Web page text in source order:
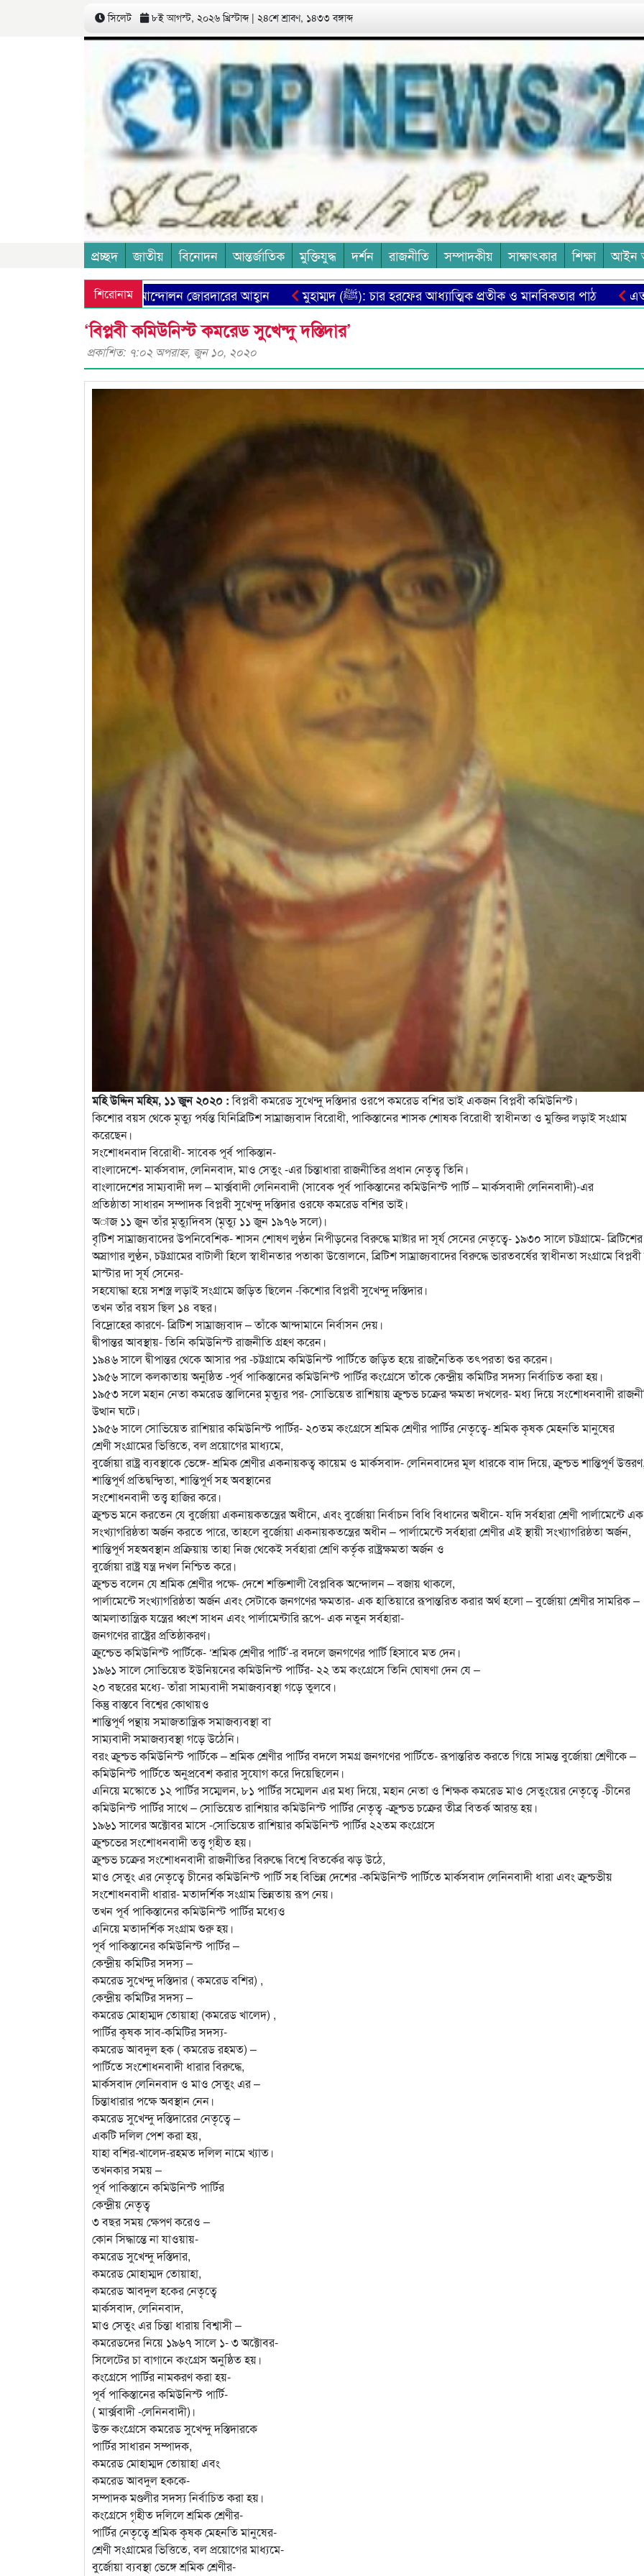
সিলেট ৮ই আগস্ট, ২০২৬ খ্রিস্টাব্দ | ২৪শে শ্রাবণ, ১৪৩৩ বঙ্গাব্দ
প্রচ্ছদ জাতীয় বিনোদন আন্তর্জাতিক মুক্তিযুদ্ধ দর্শন রাজনীতি সম্পাদকীয় সাক্ষাৎকার শিক্ষা আইন
শিরোনাম
ব্যবস্থা প্রতিষ্ঠার আন্দোলন জোরদারের আহ্বান মুহাম্মদ (ﷺ): চার হরফের আধ্যাত্মিক প্রতীক ও মানবিকতার পাঠ এত মানুষের
‘বিপ্লবী কমিউনিস্ট কমরেড সুখেন্দু দস্তিদার’
প্রকাশিত: ৭:০২ অপরাহ্ণ, জুন ১০, ২০২০
মহি উদ্দিন মহিম, ১১ জুন ২০২০ :বিপ্লবী কমরেড সুখেন্দু দস্তিদার ওরপে কমরেড বশির ভাই একজন বিপ্লবী কমিউনিস্ট।
কিশোর বয়স থেকে মৃত্যু পর্যন্ত যিনিব্রিটিশ সাম্রাজ্যবাদ বিরোধী, পাকিস্তানের শাসক শোষক বিরোধী স্বাধীনতা ও মুক্তির লড়াই সংগ্রাম
করেছেন।
সংশোধনবাদ বিরোধী- সাবেক পূর্ব পাকিস্তান-
বাংলাদেশে- মার্কসবাদ, লেনিনবাদ, মাও সেতুং -এর চিন্তাধারা রাজনীতির প্রধান নেতৃত্ব তিনি।
বাংলাদেশের সাম্যবাদী দল – মার্ক্সবাদী লেনিনবাদী (সাবেক পূর্ব পাকিস্তানের কমিউনিস্ট পার্টি – মার্কসবাদী লেনিনবাদী)-এর
প্রতিষ্ঠাতা সাধারন সম্পাদক বিপ্লবী সুখেন্দু দস্তিদার ওরফে কমরেড বশির ভাই।
অাজ ১১ জুন তাঁর মৃত্যুদিবস (মৃত্যু ১১ জুন ১৯৭৬ সলে)।
বৃটিশ সাম্রাজ্যবাদের উপনিবেশিক- শাসন শোষণ লুণ্ঠন নিপীড়নের বিরুদ্ধে মাষ্টার দা সূর্য সেনের নেতৃত্বে- ১৯৩০ সালে চট্টগ্রামে- ব্রিটিশের
অস্রাগার লুণ্ঠন, চট্টগ্রামের বাটালী হিলে স্বাধীনতার পতাকা উত্তোলনে, ব্রিটিশ সাম্রাজ্যবাদের বিরুদ্ধে ভারতবর্ষের স্বাধীনতা সংগ্রামে
মাস্টার দা সূর্য সেনের-
সহযোদ্ধা হয়ে সশস্ত্র লড়াই সংগ্রামে জড়িত ছিলেন -কিশোর বিপ্লবী সুখেন্দু দস্তিদার।
তখন তাঁর বয়স ছিল ১৪ বছর।
বিদ্রোহের কারণে- ব্রিটিশ সাম্রাজ্যবাদ – তাঁকে আন্দামানে নির্বাসন দেয়।
দ্বীপান্তর আবস্থায়- তিনি কমিউনিস্ট রাজনীতি গ্রহণ করেন।
১৯৪৬ সালে দ্বীপান্তর থেকে আসার পর -চট্টগ্রামে কমিউনিস্ট পার্টিতে জড়িত হয়ে রাজনৈতিক তৎপরতা শুর করেন।
১৯৫৬ সালে কলকাতায় অনুষ্ঠিত -পূর্ব পাকিস্তানের কমিউনিস্ট পার্টির কংগ্রেসে তাঁকে কেন্দ্রীয় কমিটির সদস্য নির্বাচিত করা হয়।
১৯৫৩ সলে মহান নেতা কমরেড স্তালিনের মৃত্যুর পর- সোভিয়েত রাশিয়ায় ক্রুশ্চভ চক্রের ক্ষমতা দখলের- মধ্য দিয়ে সংশোধনবাদী
উত্থান ঘটে।
১৯৫৬ সালে সোভিয়েত রাশিয়ার কমিউনিস্ট পার্টির- ২০তম কংগ্রেসে শ্রমিক শ্রেণীর পার্টির নেতৃত্বে- শ্রমিক কৃষক মেহনতি মানুষের
শ্রেণী সংগ্রামের ভিত্তিতে, বল প্রয়োগের মাধ্যমে,
বুর্জোয়া রাষ্ট্র ব্যবস্থাকে ভেঙ্গে- শ্রমিক শ্রেণীর একনায়কত্ব কায়েম ও মার্কসবাদ- লেনিনবাদের মূল ধারকে বাদ দিয়ে, ক্রুশ্চভ শান্তিপূর্ণ
শান্তিপূর্ণ প্রতিদ্বন্দ্বিতা, শান্তিপূর্ণ সহ অবস্থানের
সংশোধনবাদী তত্ত্ব হাজির করে।
ক্রুশ্চভ মনে করতেন যে বুর্জোয়া একনায়কতন্ত্রের অধীনে, এবং বুর্জোয়া নির্বাচন বিধি বিধানের অধীনে- যদি সর্বহারা শ্রেণী পার্লামেন্টে এক
সংখ্যাগরিষ্ঠতা অর্জন করতে পারে, তাহলে বুর্জোয়া একনায়কতন্ত্রের অধীন – পার্লামেন্টে সর্বহারা শ্রেণীর এই স্থায়ী সংখ্যাগরিষ্ঠতা অর্জন,
শান্তিপূর্ণ সহঅবস্থান প্রক্রিয়ায় তাহা নিজ থেকেই সর্বহারা শ্রেণি কর্তৃক রাষ্ট্রক্ষমতা অর্জন ও
বুর্জোয়া রাষ্ট্র যন্ত্র দখল নিশ্চিত করে।
ক্রুশ্চভ বলেন যে শ্রমিক শ্রেণীর পক্ষে- দেশে শক্তিশালী বৈপ্লবিক অন্দোলন – বজায় থাকলে,
পার্লামেন্টে সংখ্যাগরিষ্ঠতা অর্জন এবং সেটাকে জনগণের ক্ষমতার- এক হাতিয়ারে রূপান্তরিত করার অর্থ হলো – বুর্জোয়া শ্রেণীর সামরিক –
আমলাতান্ত্রিক যন্ত্রের ধ্বংশ সাধন এবং পার্লামেন্টারি রূপে- এক নতুন সর্বহারা-
জনগণের রাষ্ট্রের প্রতিষ্ঠাকরণ।
ক্রুশ্চেভ কমিউনিস্ট পার্টিকে- ‘শ্রমিক শ্রেণীর পার্টি’-র বদলে জনগণের পার্টি হিসাবে মত দেন।
১৯৬১ সালে সোভিয়েত ইউনিয়নের কমিউনিস্ট পার্টির- ২২ তম কংগ্রেসে তিনি ঘোষণা দেন যে –
২০ বছরের মধ্যে- তাঁরা সাম্যবাদী সমাজব্যবস্থা গড়ে তুলবে।
কিন্তু বাস্তবে বিশ্বের কোথায়ও
শান্তিপূর্ণ পন্থায় সমাজতান্ত্রিক সমাজব্যবস্থা বা
সাম্যবাদী সমাজব্যবস্থা গড়ে উঠেনি।
বরং ক্রুশ্চভ কমিউনিস্ট পার্টিকে – শ্রমিক শ্রেণীর পার্টির বদলে সমগ্র জনগণের পার্টিতে- রূপান্তরিত করতে গিয়ে সামন্ত বুর্জোয়া শ্রেণীকে –
কমিউনিস্ট পার্টিতে অনুপ্রবেশ করার সুযোগ করে দিয়েছিলেন।
এনিয়ে মস্কোতে ১২ পার্টির সম্মেলন, ৮১ পার্টির সম্মেলন এর মধ্য দিয়ে, মহান নেতা ও শিক্ষক কমরেড মাও সেতুংয়ের নেতৃত্বে -চীনের
কমিউনিস্ট পার্টির সাথে – সোভিয়েত রাশিয়ার কমিউনিস্ট পার্টির নেতৃত্ব -ক্রুশ্চভ চক্রের তীব্র বিতর্ক আরম্ভ হয়।
১৯৬১ সালের অক্টোবর মাসে -সোভিয়েত রাশিয়ার কমিউনিস্ট পার্টির ২২তম কংগ্রেসে
ক্রুশ্চভের সংশোধনবাদী তত্ত্ব গৃহীত হয়।
ক্রুশ্চভ চক্রের সংশোধনবাদী রাজনীতির বিরুদ্ধে বিশ্বে বিতর্কের ঝড় উঠে,
মাও সেতুং এর নেতৃত্বে চীনের কমিউনিস্ট পার্টি সহ বিভিন্ন দেশের -কমিউনিস্ট পার্টিতে মার্কসবাদ লেনিনবাদী ধারা এবং ক্রুশ্চভীয়
সংশোধনবাদী ধারার- মতাদর্শিক সংগ্রাম ভিন্নতায় রূপ নেয়।
তখন পূর্ব পাকিস্তানের কমিউনিস্ট পার্টির মধ্যেও
এনিয়ে মতাদর্শিক সংগ্রাম শুরু হয়।
পূর্ব পাকিস্তানের কমিউনিস্ট পার্টির –
কেন্দ্রীয় কমিটির সদস্য –
কমরেড সুখেন্দু দস্তিদার ( কমরেড বশির) ,
কেন্দ্রীয় কমিটির সদস্য –
কমরেড মোহাম্মদ তোয়াহা (কমরেড খালেদ) ,
পার্টির কৃষক সাব-কমিটির সদস্য-
কমরেড আবদুল হক ( কমরেড রহমত) –
পার্টিতে সংশোধনবাদী ধারার বিরুদ্ধে,
মার্কসবাদ লেনিনবাদ ও মাও সেতুং এর –
চিন্তাধারার পক্ষে অবস্থান নেন।
কমরেড সুখেন্দু দস্তিদারের নেতৃত্বে –
একটি দলিল পেশ করা হয়,
যাহা বশির-খালেদ-রহমত দলিল নামে খ্যাত।
তখনকার সময় –
পূর্ব পাকিস্তানে কমিউনিস্ট পার্টির
কেন্দ্রীয় নেতৃত্ব
৩ বছর সময় ক্ষেপণ করেও –
কোন সিদ্ধান্তে না যাওয়ায়-
কমরেড সুখেন্দু দস্তিদার,
কমরেড মোহাম্মদ তোয়াহা,
কমরেড আবদুল হকের নেতৃত্বে
মার্কসবাদ, লেনিনবাদ,
মাও সেতুং এর চিন্তা ধারায় বিশ্বাসী –
কমরেডদের নিয়ে ১৯৬৭ সালে ১- ৩ অক্টোবর-
সিলেটের চা বাগানে কংগ্রেস অনুষ্ঠিত হয়।
কংগ্রেসে পার্টির নামকরণ করা হয়-
পূর্ব পাকিস্তানের কমিউনিস্ট পার্টি-
( মার্ক্সবাদী -লেনিনবাদী)।
উক্ত কংগ্রেসে কমরেড সুখেন্দু দস্তিদারকে
পার্টির সাধারন সম্পাদক,
কমরেড মোহাম্মদ তোয়াহা এবং
কমরেড আবদুল হককে-
সম্পাদক মণ্ডলীর সদস্য নির্বাচিত করা হয়।
কংগ্রেসে গৃহীত দলিলে শ্রমিক শ্রেণীর-
পার্টির নেতৃত্বে শ্রমিক কৃষক মেহনতি মানুষের-
শ্রেণী সংগ্রামের ভিত্তিতে, বল প্রয়োগের মাধ্যমে-
বুর্জোয়া ব্যবস্থা ভেঙ্গে শ্রমিক শ্রেণীর-